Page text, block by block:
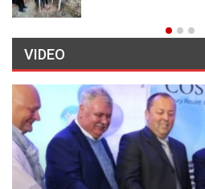
VIDEO